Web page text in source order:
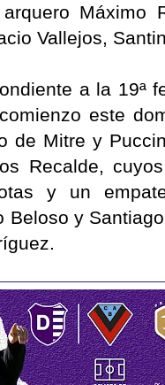
Máximo
Vallejos,
a la 19ª
este
de Mitre y
Recalde,
y un
Beloso y